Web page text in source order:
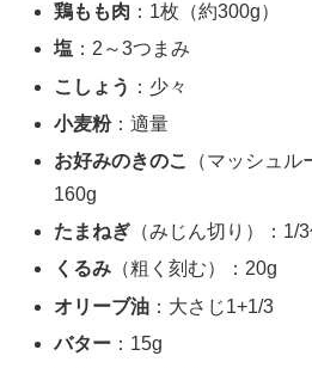
鶏もも肉 ：1枚（約300g）
塩 ：2～3つまみ
こしょう ：少々
小麦粉：適量
お好みのきのこ
（マッシュル
160g
たまねぎ （みじん切り）：1/
くるみ （粗く刻む）：20g
オリーブ油 ：大さじ1+1/3
バター ：15g